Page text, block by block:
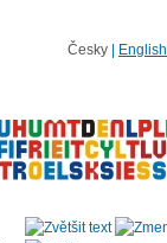
Česky English